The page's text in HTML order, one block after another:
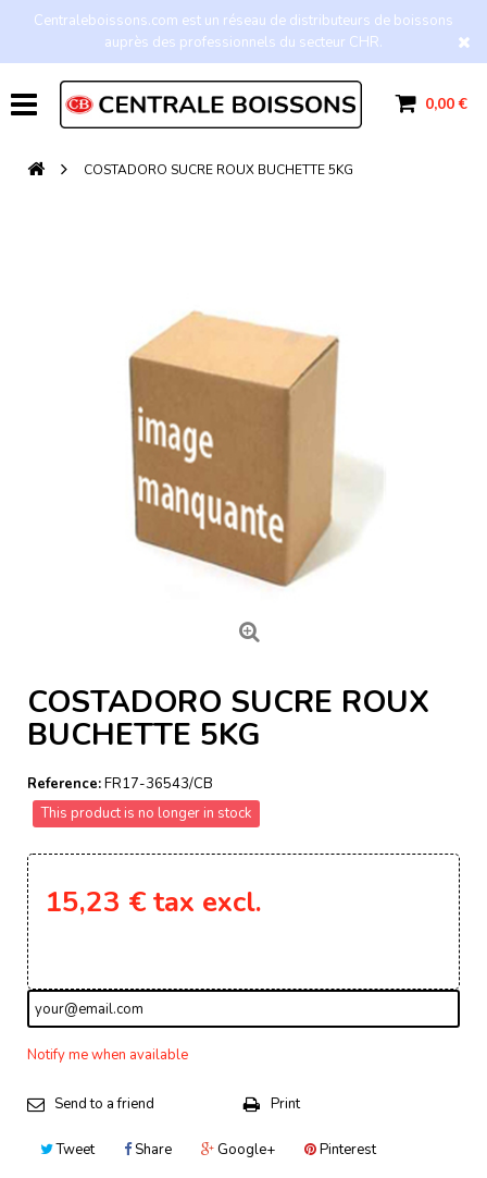
Centraleboissons.com est un réseau de distributeurs de boissons
auprès des professionnels du secteur CHR.
0,00 €
COSTADORO SUCRE ROUX BUCHETTE 5KG
COSTADORO SUCRE ROUX
BUCHETTE 5KG
Reference:FR17-36543/CB
This product is no longer in stock
15,23 € tax excl.
Notify me when available
Send to a friend Print
Tweet Share Google+ Pinterest